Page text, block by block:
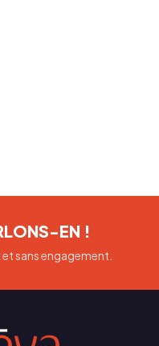
EN !
sans engagement.